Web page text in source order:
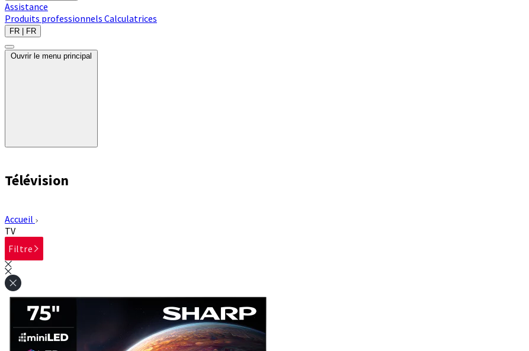
Assistance
Produits professionnels Calculatrices
FR | FR
Ouvrir le menu principal
Télévision
Accueil
TV
Filtre